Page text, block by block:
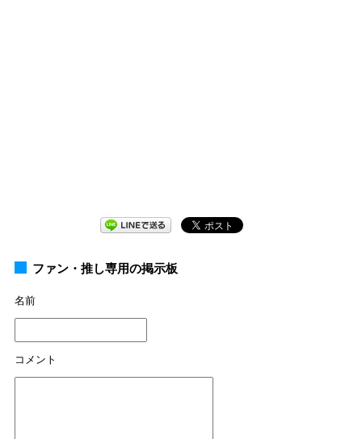
ファン・推し専用の掲示板
名前
コメント